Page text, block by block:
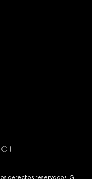
derechos reservados. G